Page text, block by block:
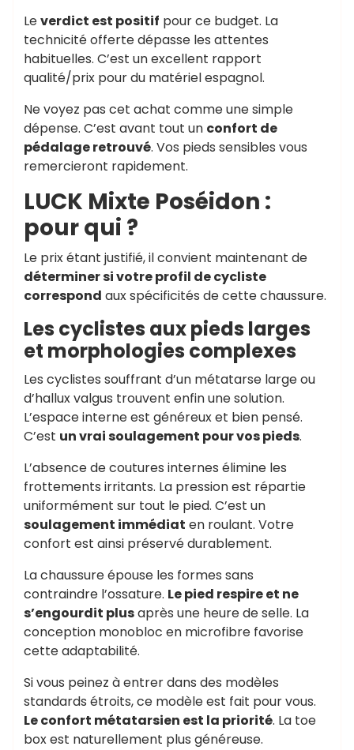
Leverdict est positif pour ce budget. La
technicité offerte dépasse les attentes
habituelles. C’est un excellent rapport
qualité/prix pour du matériel espagnol.
Ne voyez pas cet achat comme une simple
dépense. C’est avant tout un confort de
pédalage retrouvé. Vos pieds sensibles vous
remercieront rapidement.
LUCK Mixte Poséidon :
pour qui ?
Le prix étant justifié, il convient maintenant de
déterminer si votre profil de cycliste
correspond aux spécificités de cette chaussure.
Les cyclistes aux pieds larges
et morphologies complexes
Les cyclistes souffrant d’un métatarse large ou
d’hallux valgus trouvent enfin une solution.
L’espace interne est généreux et bien pensé.
C’est un vrai soulagement pour vos pieds.
L’absence de coutures internes élimine les
frottements irritants. La pression est répartie
uniformément sur tout le pied. C’est un
soulagement immédiat en roulant. Votre
confort est ainsi préservé durablement.
La chaussure épouse les formes sans
contraindre l’ossature. Le pied respire et ne
s’engourdit plusaprès une heure de selle. La
conception monobloc en microfibre favorise
cette adaptabilité.
Si vous peinez à entrer dans des modèles
standards étroits, ce modèle est fait pour vous.
Le confort métatarsien est la priorité. La toe
box est naturellement plus généreuse.